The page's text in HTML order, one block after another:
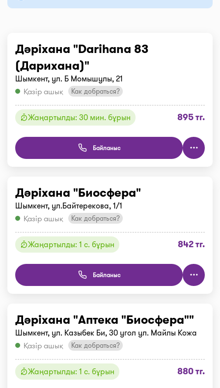
Дәріхана "Darihana 83
(Дарихана)"
Шымкент, ул. Б Момышулы, 21
Қазір ашық
Как добраться?
Жаңартылды: 30 мин. бұрын 895 тг.
Байланыс
Дәріхана "Биосфера"
Шымкент, ул.Байтерекова, 1/1
Қазір ашық
Как добраться?
Жаңартылды: 1 с. бұрын 842 тг.
Байланыс
Дәріхана "Аптека "Биосфера""
Шымкент, ул. Казыбек Би, 30 угол ул. Майлы Кожа
Қазір ашық
Как добраться?
Жаңартылды: 1 с. бұрын 880 тг.